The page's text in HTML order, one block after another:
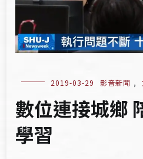
2019-03-29 影音新聞 ,
數位連接城鄉
學習